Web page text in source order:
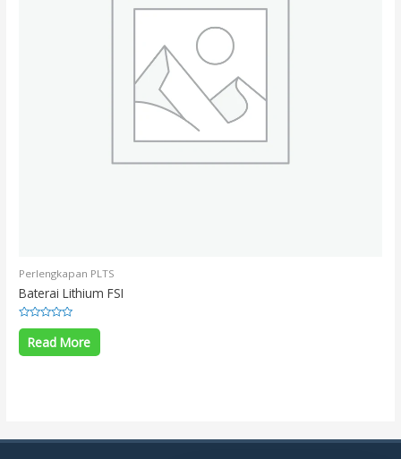
Perlengkapan PLTS
Baterai Lithium FSI
Rated
out
of
Read More